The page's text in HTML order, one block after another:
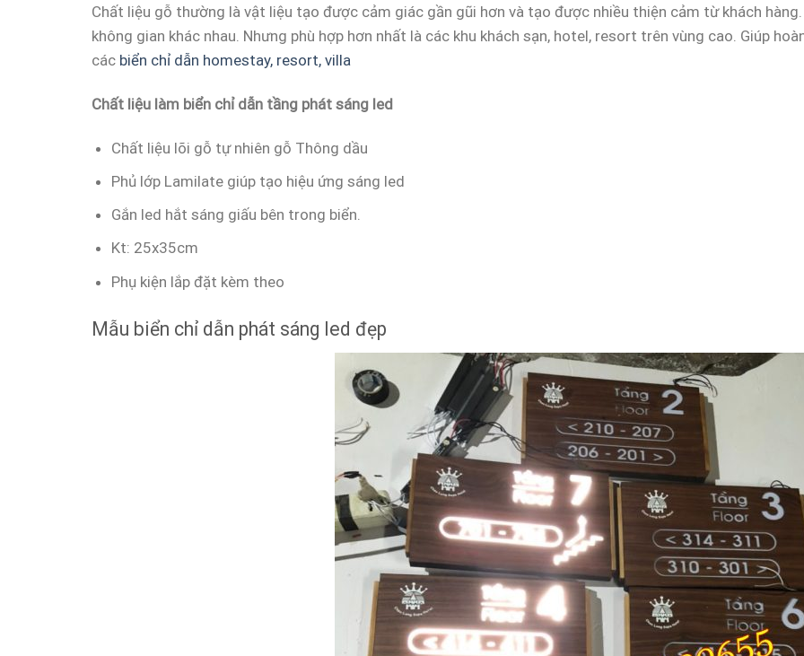
Chất liệu gỗ thường là vật liệu tạo được cảm giác gần gũi hơn và tạo được nhiều thiện cảm từ khách
không gian khác nhau. Nhưng phù hợp hơn nhất là các khu khách sạn, hotel, resort trên vùng cao. Giúp
các biển chỉ dẫn homestay, resort, villa
Chất liệu làm biển chỉ dẫn tầng phát sáng led
Chất liệu lõi gỗ tự nhiên gỗ Thông dầu
Phủ lớp Lamilate giúp tạo hiệu ứng sáng led
Gắn led hắt sáng giấu bên trong biển.
Kt: 25x35cm
Phụ kiện lắp đặt kèm theo
Mẫu biển chỉ dẫn phát sáng led đẹp